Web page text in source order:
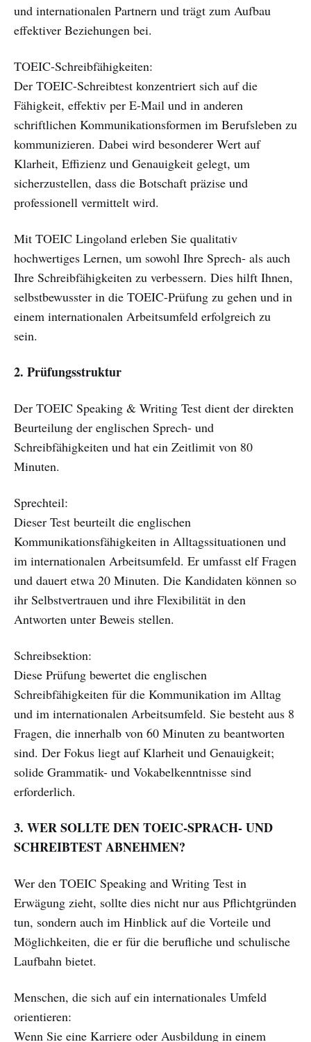
und internationalen Partnern und trägt zum Aufbau
effektiver Beziehungen bei.
TOEIC-Schreibfähigkeiten:
Der TOEIC-Schreibtest konzentriert sich auf die
Fähigkeit, effektiv per E-Mail und in anderen
schriftlichen Kommunikationsformen im Berufsleben zu
kommunizieren. Dabei wird besonderer Wert auf
Klarheit, Effizienz und Genauigkeit gelegt, um
sicherzustellen, dass die Botschaft präzise und
professionell vermittelt wird.
Mit TOEIC Lingoland erleben Sie qualitativ
hochwertiges Lernen, um sowohl Ihre Sprech- als auch
Ihre Schreibfähigkeiten zu verbessern. Dies hilft Ihnen,
selbstbewusster in die TOEIC-Prüfung zu gehen und in
einem internationalen Arbeitsumfeld erfolgreich zu
sein.
2. Prüfungsstruktur
Der TOEIC Speaking & Writing Test dient der direkten
Beurteilung der englischen Sprech- und
Schreibfähigkeiten und hat ein Zeitlimit von 80
Minuten.
Sprechteil:
Dieser Test beurteilt die englischen
Kommunikationsfähigkeiten in Alltagssituationen und
im internationalen Arbeitsumfeld. Er umfasst elf Fragen
und dauert etwa 20 Minuten. Die Kandidaten können so
ihr Selbstvertrauen und ihre Flexibilität in den
Antworten unter Beweis stellen.
Schreibsektion:
Diese Prüfung bewertet die englischen
Schreibfähigkeiten für die Kommunikation im Alltag
und im internationalen Arbeitsumfeld. Sie besteht aus 8
Fragen, die innerhalb von 60 Minuten zu beantworten
sind. Der Fokus liegt auf Klarheit und Genauigkeit;
solide Grammatik- und Vokabelkenntnisse sind
erforderlich.
3. WER SOLLTE DEN TOEIC-SPRACH- UND
SCHREIBTEST ABNEHMEN?
Wer den TOEIC Speaking and Writing Test in
Erwägung zieht, sollte dies nicht nur aus Pflichtgründen
tun, sondern auch im Hinblick auf die Vorteile und
Möglichkeiten, die er für die berufliche und schulische
Laufbahn bietet.
Menschen, die sich auf ein internationales Umfeld
orientieren:
Wenn Sie eine Karriere oder Ausbildung in einem